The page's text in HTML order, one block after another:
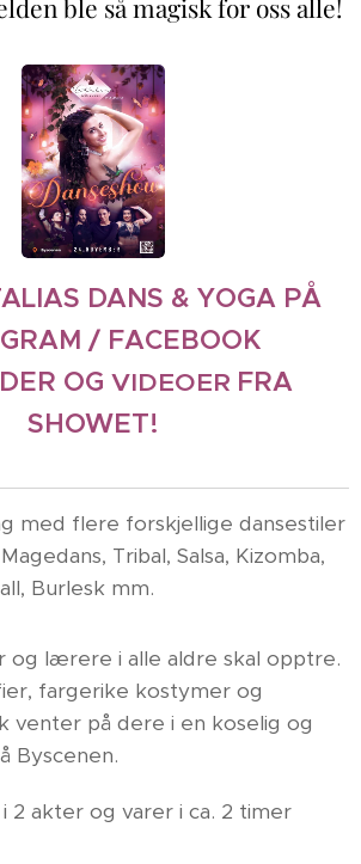
ble så magisk for oss alle!
DANS & YOGA PÅ
/ FACEBOOK
OG VIDEOER FRA
SHOWET!
med flere forskjellige dansestiler
Tribal, Salsa, Kizomba,
Burlesk mm.
og lærere i alle aldre skal opptre.
fargerike kostymer og
venter på dere i en koselig og
Byscenen.
2 akter og varer i ca. 2 timer